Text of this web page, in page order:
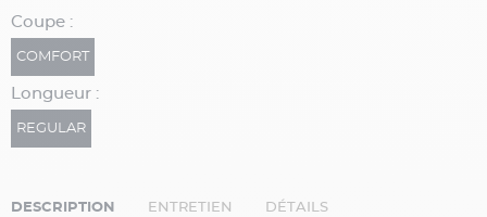
Coupe :
COMFORT
Longueur :
REGULAR
DESCRIPTION ENTRETIEN DÉTAILS